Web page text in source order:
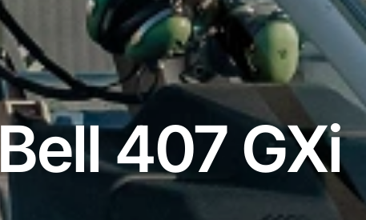
Bell 407 GXi